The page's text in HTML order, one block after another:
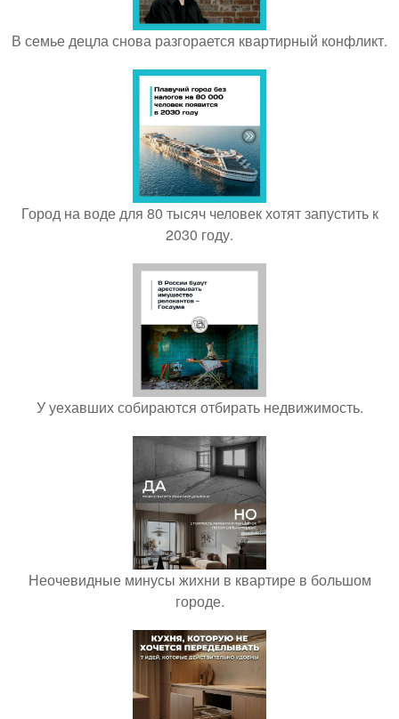
В семье децла снова разгорается квартирный конфликт.
Город на воде для 80 тысяч человек хотят запустить к
2030 году.
У уехавших собираются отбирать недвижимость.
Неочевидные минусы жихни в квартире в большом
городе.